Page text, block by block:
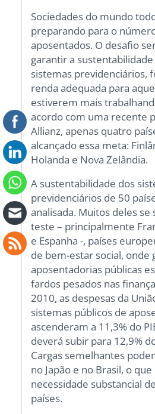
Sociedades do mundo
preparando para o
aposentados. O desafio
garantir a
sistemas previdenciários,
renda adequada para
estiverem mais
acordo com uma recente
Allianz, apenas quatro
alcançado essa meta:
Holanda e Nova Zelândia.
A sustentabilidade dos
previdenciários de 50
analisada. Muitos deles se
teste – principalmente
e Espanha -, países
de bem-estar social, onde
aposentadorias públicas
fardos pesados nas
2010, as despesas da
sistemas públicos de
ascenderam a 11,3% do
deverá subir para 12,9%
Cargas semelhantes
no Japão e no Brasil, o
necessidade substancial
países.